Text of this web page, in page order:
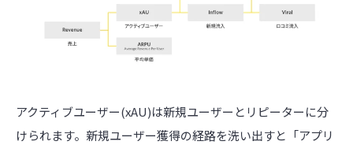
アクティブユーザー(xAU)は新規ユーザーとリピーターに分
けられます。新規ユーザー獲得の経路を洗い出すと「アプリ